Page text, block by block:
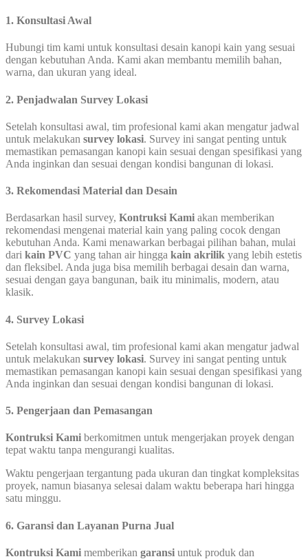
1. Konsultasi Awal
Hubungi tim kami untuk konsultasi desain kanopi kain yang sesuai
dengan kebutuhan Anda. Kami akan membantu memilih bahan,
warna, dan ukuran yang ideal.
2. Penjadwalan Survey Lokasi
Setelah konsultasi awal, tim profesional kami akan mengatur jadwal
untuk melakukan survey lokasi. Survey ini sangat penting untuk
memastikan pemasangan kanopi kain sesuai dengan spesifikasi yang
Anda inginkan dan sesuai dengan kondisi bangunan di lokasi.
3. Rekomendasi Material dan Desain
Berdasarkan hasil survey, Kontruksi Kami akan memberikan
rekomendasi mengenai material kain yang paling cocok dengan
kebutuhan Anda. Kami menawarkan berbagai pilihan bahan, mulai
dari kain PVC yang tahan air hingga kain akrilik yang lebih estetis
dan fleksibel. Anda juga bisa memilih berbagai desain dan warna,
sesuai dengan gaya bangunan, baik itu minimalis, modern, atau
klasik.
4. Survey Lokasi
Setelah konsultasi awal, tim profesional kami akan mengatur jadwal
untuk melakukan survey lokasi. Survey ini sangat penting untuk
memastikan pemasangan kanopi kain sesuai dengan spesifikasi yang
Anda inginkan dan sesuai dengan kondisi bangunan di lokasi.
5. Pengerjaan dan Pemasangan
Kontruksi Kami berkomitmen untuk mengerjakan proyek dengan
tepat waktu tanpa mengurangi kualitas.
Waktu pengerjaan tergantung pada ukuran dan tingkat kompleksitas
proyek, namun biasanya selesai dalam waktu beberapa hari hingga
satu minggu.
6. Garansi dan Layanan Purna Jual
Kontruksi Kami memberikan garansi untuk produk dan